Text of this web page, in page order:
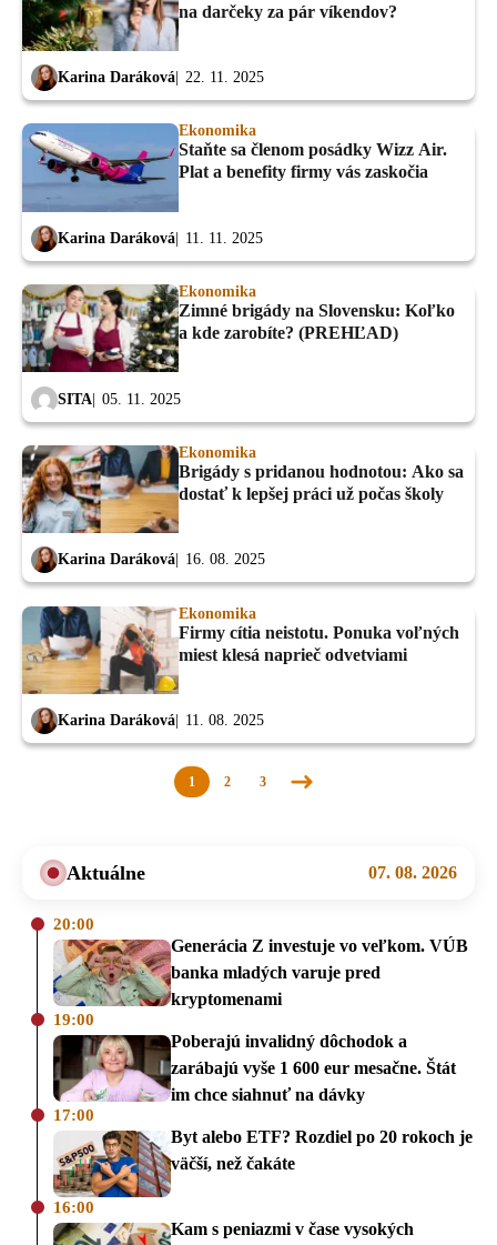
na darčeky za pár víkendov?
Karina Daráková 22. 11. 2025
Ekonomika
Staňte sa členom posádky Wizz Air.
Plat a benefity firmy vás zaskočia
Karina Daráková 11. 11. 2025
Ekonomika
Zimné brigády na Slovensku: Koľko
a kde zarobíte? (PREHĽAD)
SITA 05. 11. 2025
Ekonomika
Brigády s pridanou hodnotou: Ako sa
dostať k lepšej práci už počas školy
Karina Daráková 16. 08. 2025
Ekonomika
Firmy cítia neistotu. Ponuka voľných
miest klesá naprieč odvetviami
Karina Daráková 11. 08. 2025
1 2 3
Nasledujúca
Aktuálne 07. 08. 2026
20:00
Generácia Z investuje vo veľkom. VÚB
banka mladých varuje pred
kryptomenami
19:00
Poberajú invalidný dôchodok a
zarábajú vyše 1 600 eur mesačne. Štát
im chce siahnuť na dávky
17:00
Byt alebo ETF? Rozdiel po 20 rokoch je
väčší, než čakáte
16:00
Kam s peniazmi v čase vysokých